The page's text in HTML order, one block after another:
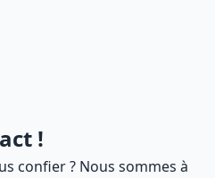
!
confier ? Nous sommes à